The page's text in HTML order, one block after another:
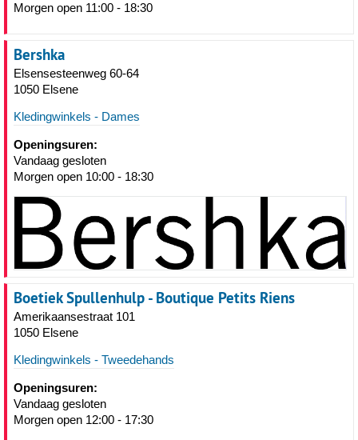
Morgen open 11:00 - 18:30
Bershka
Elsensesteenweg 60-64
1050 Elsene
Kledingwinkels - Dames
Openingsuren:
Vandaag gesloten
Morgen open 10:00 - 18:30
Boetiek Spullenhulp - Boutique Petits Riens
Amerikaansestraat 101
1050 Elsene
Kledingwinkels - Tweedehands
Openingsuren:
Vandaag gesloten
Morgen open 12:00 - 17:30